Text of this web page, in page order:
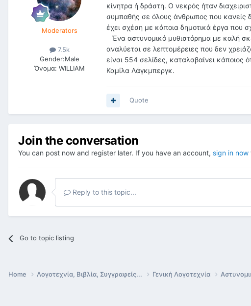
Moderators
7.5k
Gender:Male
Όνομα: WILLIAM
κίνητρα ή δράστη. Ο νεκρός ήταν
συμπαθής σε όλους άνθρωπος που κανείς
έχει σχέση με κάποια δημοτικά έργα που
Ένα αστυνομικό μυθιστόρημα με καλή
αναλύεται σε λεπτομέρειες που δεν
είναι 554 σελίδες, καταλαβαίνει κάποιος
Καμίλα Λάγκμπεργκ.
Quote
Join the conversation
You can post now and register later. If you have an account, sign in now
Reply to this topic...
Go to topic listing
Home Λογοτεχνία, Βιβλία, Συγγραφείς... Γενική Λογοτεχνία